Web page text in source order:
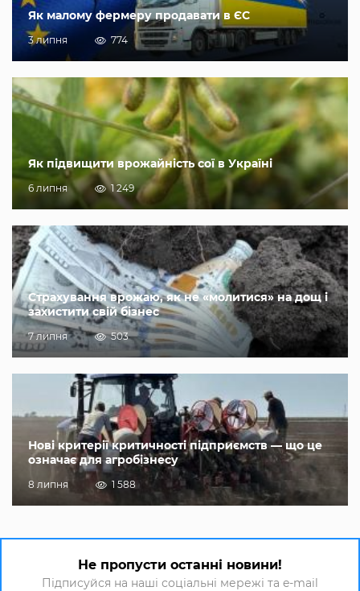
Як малому фермеру продавати в ЄС
3 липня 774
Як підвищити врожайність сої в Україні
6 липня 1 249
Страхування врожаю, як не «молитися» на дощ і
захистити свій бізнес
7 липня 503
Нові критерії критичності підприємств — що це
означає для агробізнесу
8 липня 1 588
Не пропусти останні новини!
Підписуйся на наші соціальні мережі та e-mail